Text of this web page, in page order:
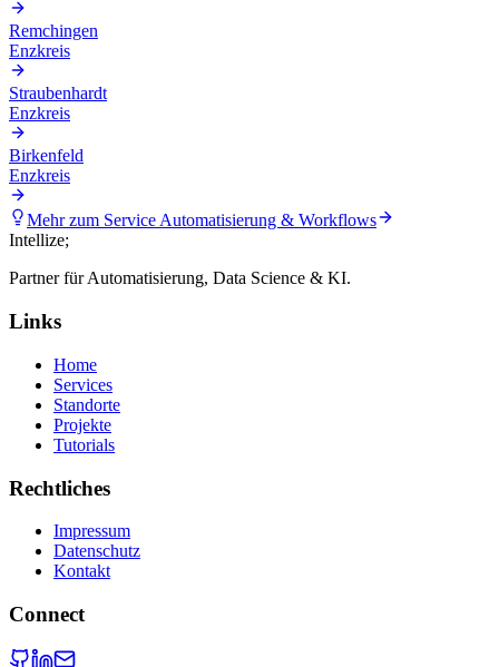
Remchingen
Enzkreis
Straubenhardt
Enzkreis
Birkenfeld
Enzkreis
Mehr zum ServiceAutomatisierung & Workflows
Intellize;
Partner für Automatisierung, Data Science & KI.
Links
Home
Services
Standorte
Projekte
Tutorials
Rechtliches
Impressum
Datenschutz
Kontakt
Connect